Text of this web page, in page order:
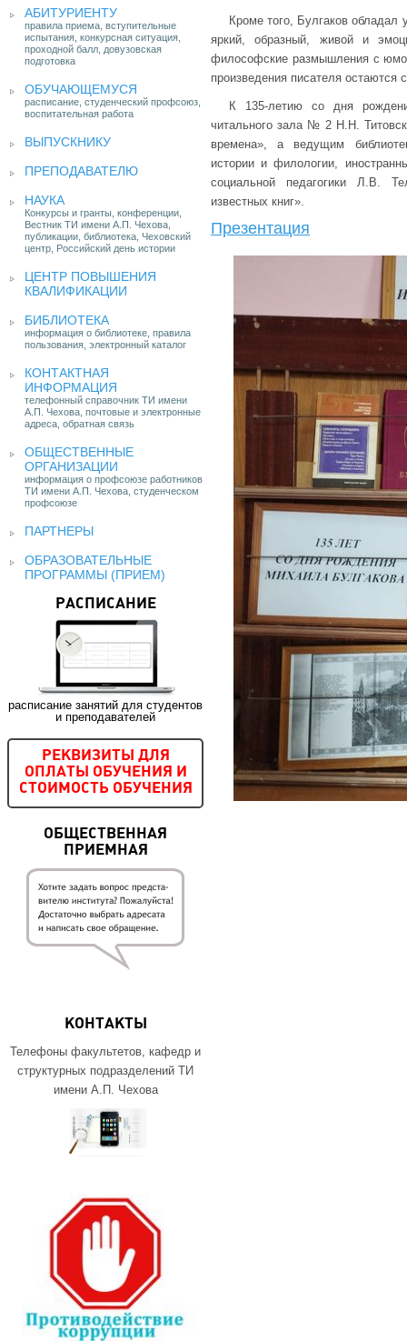
АБИТУРИЕНТУ
правила приема, вступительные
испытания, конкурсная ситуация,
проходной балл, довузовская
подготовка
ОБУЧАЮЩЕМУСЯ
расписание, студенческий профсоюз,
воспитательная работа
ВЫПУСКНИКУ
ПРЕПОДАВАТЕЛЮ
НАУКА
Конкурсы и гранты, конференции,
Вестник ТИ имени А.П. Чехова,
публикации, библиотека, Чеховский
центр, Российский день истории
ЦЕНТР ПОВЫШЕНИЯ
КВАЛИФИКАЦИИ
БИБЛИОТЕКА
информация о библиотеке, правила
пользования, электронный каталог
КОНТАКТНАЯ
ИНФОРМАЦИЯ
телефонный справочник ТИ имени
А.П. Чехова, почтовые и электронные
адреса, обратная связь
ОБЩЕСТВЕННЫЕ
ОРГАНИЗАЦИИ
информация о профсоюзе работников
ТИ имени А.П. Чехова, студенческом
профсоюзе
ПАРТНЕРЫ
ОБРАЗОВАТЕЛЬНЫЕ
ПРОГРАММЫ (ПРИЕМ)
РАСПИСАНИЕ
расписание занятий для студентов
и преподавателей
РЕКВИЗИТЫ ДЛЯ
ОПЛАТЫ ОБУЧЕНИЯ И
СТОИМОСТЬ ОБУЧЕНИЯ
ОБЩЕСТВЕННАЯ
ПРИЕМНАЯ
КОНТАКТЫ
Телефоны факультетов, кафедр и
структурных подразделений ТИ
имени А.П. Чехова
Кроме того, Булгаков
яркий, образный, живой и
философские размышления с
произведения писателя
К 135-летию со дня
читального зала № 2 Н.Н.
времена», а ведущим
истории и филологии,
социальной педагогики Л.В.
известных книг».
Презентация